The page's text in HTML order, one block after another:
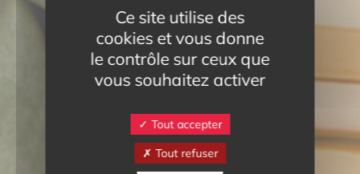
Ce site utilise des
cookies et vous donne
le contrôle sur ceux que
vous souhaitez activer
Tout accepter
Tout refuser